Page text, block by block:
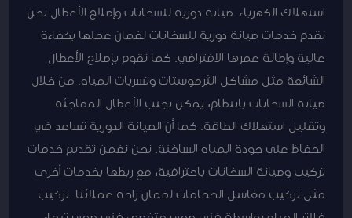
استهلاك الكهرباء. صيانة دورية للسخانات وإصلاح الأعطال نحن
نقدم خدمات صيانة دورية للسخانات لضمان عملها بكفاءة
عالية وإطالة عمرها الافتراضي. كما نقوم بإصلاح الأعطال
الشائعة مثل مشاكل الثرموستات وتسربات المياه. من خلال
صيانة السخانات بانتظام، يمكن تجنب الأعطال المفاجئة
وتقليل استهلاك الطاقة. كما أن الصيانة الدورية تساعد في
الحفاظ على جودة المياه الساخنة. نحن نضمن تقديم خدمات
تركيب وصيانة السخانات باحترافية، مع ربطها بخدمات أخرى
مثل تركيب مغاسل الحمامات لضمان راحة عملائنا. تركيب